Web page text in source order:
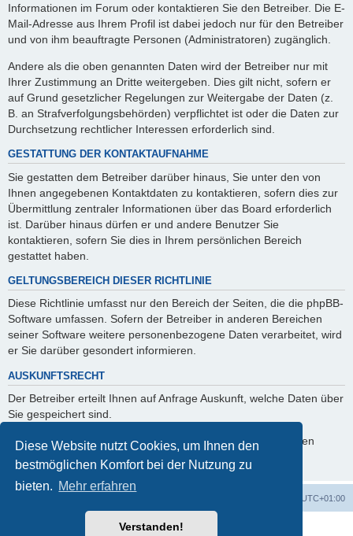
Diese Website nutzt Cookies, um Ihnen den
bestmöglichen Komfort bei der Nutzung zu
bieten. Mehr erfahren
Verstanden!
Informationen im Forum oder kontaktieren Sie den Betreiber. Die E-
Mail-Adresse aus Ihrem Profil ist dabei jedoch nur für den Betreiber
und von ihm beauftragte Personen (Administratoren) zugänglich.
Andere als die oben genannten Daten wird der Betreiber nur mit
Ihrer Zustimmung an Dritte weitergeben. Dies gilt nicht, sofern er
auf Grund gesetzlicher Regelungen zur Weitergabe der Daten (z.
B. an Strafverfolgungsbehörden) verpflichtet ist oder die Daten zur
Durchsetzung rechtlicher Interessen erforderlich sind.
GESTATTUNG DER KONTAKTAUFNAHME
Sie gestatten dem Betreiber darüber hinaus, Sie unter den von
Ihnen angegebenen Kontaktdaten zu kontaktieren, sofern dies zur
Übermittlung zentraler Informationen über das Board erforderlich
ist. Darüber hinaus dürfen er und andere Benutzer Sie
kontaktieren, sofern Sie dies in Ihrem persönlichen Bereich
gestattet haben.
GELTUNGSBEREICH DIESER RICHTLINIE
Diese Richtlinie umfasst nur den Bereich der Seiten, die die phpBB-
Software umfassen. Sofern der Betreiber in anderen Bereichen
seiner Software weitere personenbezogene Daten verarbeitet, wird
er Sie darüber gesondert informieren.
AUSKUNFTSRECHT
Der Betreiber erteilt Ihnen auf Anfrage Auskunft, welche Daten über
Sie gespeichert sind.
Sie können jederzeit die Löschung bzw. Sperrung Ihrer Daten
verlangen. Kontaktieren Sie hierzu bitte den Betreiber.
UTC+01:00
Powered byphpBB® Forum Software © phpBB Limited